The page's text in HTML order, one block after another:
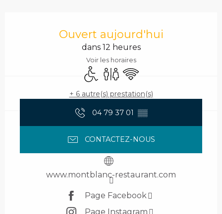
Ouvert aujourd'hui
dans 12 heures
Voir les horaires
Accès handicapés
Toilettes
WiFi
+ 6 autre(s) prestation(s)
04 79 37 01 ▒▒
CONTACTEZ-NOUS
www.montblanc-restaurant.com
Page Facebook
Page Instagram